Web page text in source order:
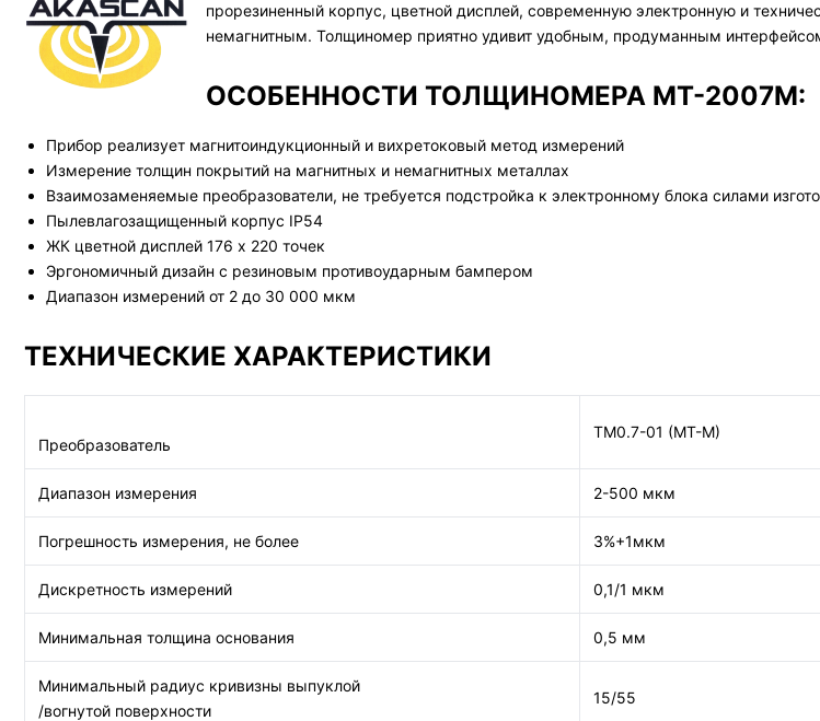
прорезиненный корпус, цветной дисплей, современную электронную и
немагнитным. Толщиномер приятно удивит удобным, продуманным
ОСОБЕННОСТИ ТОЛЩИНОМЕРА МТ-2007М:
Прибор реализует магнитоиндукционный и вихретоковый метод измерений
Измерение толщин покрытий на магнитных и немагнитных металлах
Взаимозаменяемые преобразователи, не требуется подстройка к электронному блока силами
Пылевлагозащищенный корпус IP54
ЖК цветной дисплей 176 х 220 точек
Эргономичный дизайн с резиновым противоударным бампером
Диапазон измерений от 2 до 30 000 мкм
ТЕХНИЧЕСКИЕ ХАРАКТЕРИСТИКИ
Преобразователь
ТМ0.7-01 (МТ-М)
Диапазон измерения 2-500 мкм
Погрешность измерения, не более 3%+1мкм
Дискретность измерений 0,1/1 мкм
Минимальная толщина основания 0,5 мм
Минимальный радиус кривизны выпуклой
/вогнутой поверхности
15/55